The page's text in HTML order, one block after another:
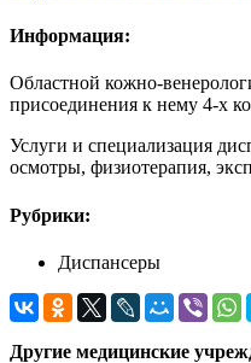
Информация:
Областной кожно-
присоединения к нему 4-х
Услуги и специализация
осмотры, физиотерапия,
Рубрики:
Диспансеры
Другие медицинские